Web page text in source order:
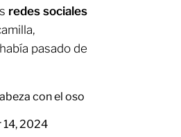
redes sociales
pasado de
con el oso
14, 2024